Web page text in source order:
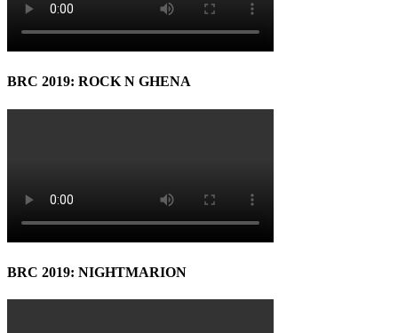
BRC 2019: ROCK N GHENA
BRC 2019: NIGHTMARION